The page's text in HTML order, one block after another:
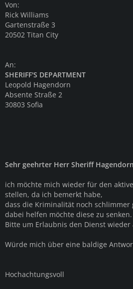
Von:
Rick Williams
Gartenstraße 3
20502 Titan City
An:
SHERIFF'S DEPARTMENT
Leopold Hagendorn
Absente Straße 2
30803 Sofia
Sehr geehrter Herr Sheriff
ich möchte mich wieder für den
stellen, da ich bemerkt habe,
dass die Kriminalität noch schlimmer
dabei helfen möchte diese zu senken.
Bitte um Erlaubnis den Dienst
Würde mich über eine baldige
Hochachtungsvoll